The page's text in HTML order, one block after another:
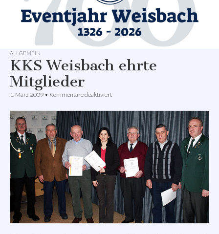
ALLGEMEIN
KKS Weisbach ehrte
Mitglieder
1. März 2009 • Kommentare deaktiviertfür
Weisbach
ehrte
Mitglieder